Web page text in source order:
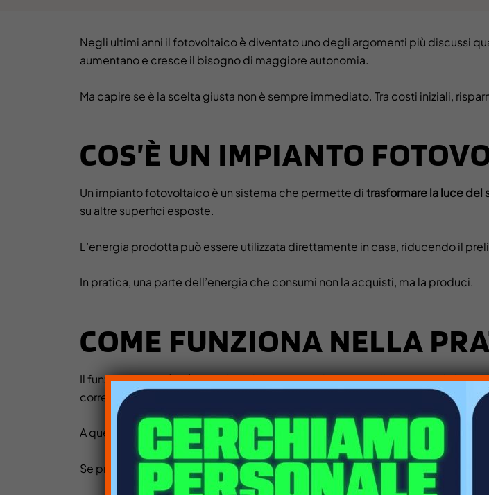
Negli ultimi anni il fotovoltaico è diventato uno degli argomenti più discussi
aumentano e cresce il bisogno di maggiore autonomia.
Ma capire se è la scelta giusta non è sempre immediato. Tra costi iniziali,
COS’È UN IMPIANTO
Un impianto fotovoltaico è un sistema che permette ditrasformare la luce del
su altre superfici esposte.
L’energia prodotta può essere utilizzata direttamente in casa, riducendo il
In pratica, una parte dell’energia che consumi non la acquisti, ma la produci.
COME FUNZIONA NELLA
Il funzionamento è più semplice di quanto sembri. I pannelli catturano la luce
corrente utilizzabile grazie a un inverter.
A quel punto, l’energia entra nell’impianto domestico e alimenta gli
Se produci più energia di quella che utilizzi, puoi immetterla in rete oppure